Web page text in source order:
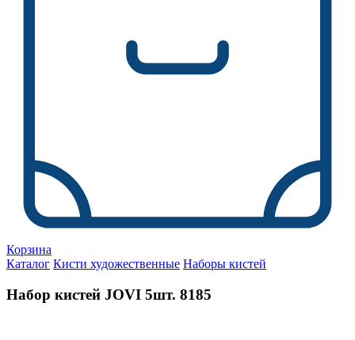
Корзина
Каталог Кисти художественные Наборы кистей
Набор кистей JOVI 5шт. 8185